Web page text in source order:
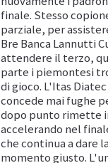
finale. Stesso
parziale, per
Bre Banca Lannutti
attendere il terzo,
parte i piemontesi
di gioco. L'Itas
concede mai fughe
dopo punto rimette
accelerando nel
che continua a dare
momento giusto.